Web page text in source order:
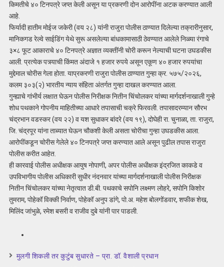
किमतीचे ४० टिनपत्रे जप्त केली असून या प्रकरणी दोन आरोपींना अटक करण्यात आली
आहे.
फिर्यादी हातीम मोईज जकेरी (वय २८) यांनी राजुरा पोलीस ठाण्यात दिलेल्या तक्रारीनुसार,
मानिकगड रेल्वे साईडिंग येथे सुरू असलेल्या बांधकामासाठी ठेवण्यात आलेले निळ्या रंगाचे
३×८ फूट आकाराचे ४० टिनपत्रे अज्ञात व्यक्तींनी चोरी करून नेल्याची घटना उघडकीस
आली. प्रत्येक पत्र्याची किंमत अंदाजे १ हजार रुपये असून एकूण ४० हजार रुपयांचा
मुद्देमाल चोरीस गेला होता. याप्रकरणी राजुरा पोलीस ठाण्यात गुन्हा क्र. ५७५/२०२६,
कलम ३०३(२) भारतीय न्याय संहिता अंतर्गत गुन्हा दाखल करण्यात आला.
गुन्ह्याचे गांभीर्य लक्षात घेऊन पोलीस निरीक्षक नितीन चिंचोलकर यांच्या मार्गदर्शनाखाली गुन्हे
शोध पथकाने गोपनीय माहितीच्या आधारे तपासाची चक्रे फिरवली. तपासादरम्यान सौरभ
चंद्रभान वडस्कर (वय २२) व यश सुधाकर बांदरे (वय १९), दोघेही रा. चुनाळा, ता. राजुरा,
जि. चंद्रपूर यांना ताब्यात घेऊन चौकशी केली असता चोरीचा गुन्हा उघडकीस आला.
आरोपींकडून चोरीस गेलेले ४० टिनपत्रे जप्त करण्यात आले असून पुढील तपास राजुरा
पोलीस करीत आहेत.
ही कारवाई पोलीस अधीक्षक आयुष नोपाणी, अपर पोलीस अधीक्षक इंद्रजित काकडे व
उपविभागीय पोलीस अधिकारी सुधीर नंदनवार यांच्या मार्गदर्शनाखाली पोलीस निरीक्षक
नितीन चिंचोलकर यांच्या नेतृत्वात डी.बी. पथकाचे सपोनि लक्ष्मण लोहरे, सपोनि किशोर
तुमराम, पोहेकॉ विक्की निर्वाण, पोहेकॉ अनुप डांगे, पो.अ. महेश बोलगोंडवार, शफीक शेख,
मिलिंद जांभुळे, रमेश बसरी व राजीव दुबे यांनी पार पाडली.
मुलगी शिकली तर कुटुंब सुधारते – प्रा. डॉ. वैशाली प्रधान